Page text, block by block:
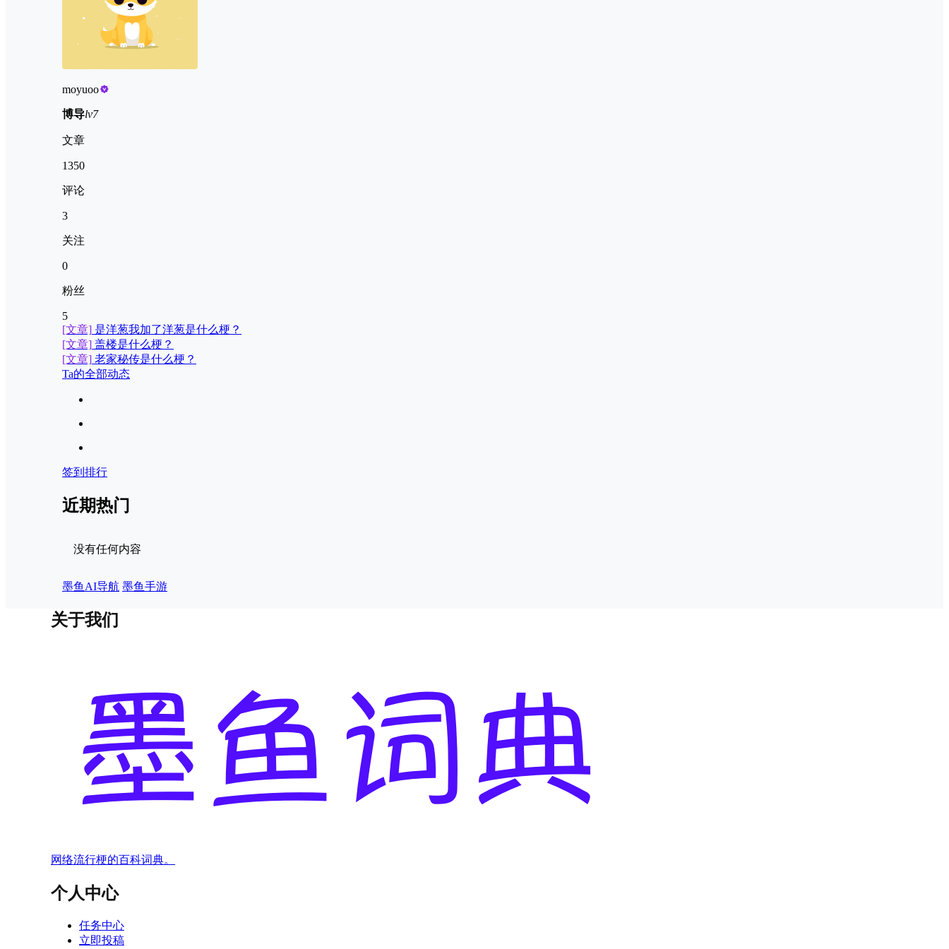
moyuoo
博导lv7
文章
1350
评论
3
关注
0
粉丝
5
[文章] 是洋葱我加了洋葱是什么梗？
[文章] 盖楼是什么梗？
[文章] 老家秘传是什么梗？
Ta的全部动态
签到排行
近期热门
没有任何内容
墨鱼AI导航 墨鱼手游
关于我们
网络流行梗的百科词典。
个人中心
任务中心
立即投稿